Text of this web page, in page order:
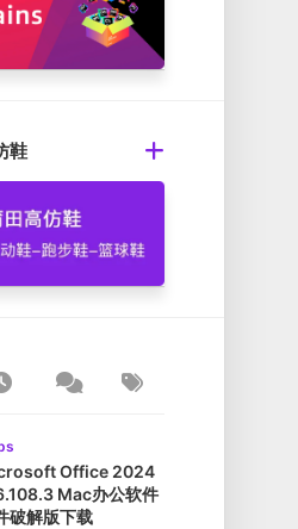
鞋
Office 2024
Mac办公软件
破解版下载